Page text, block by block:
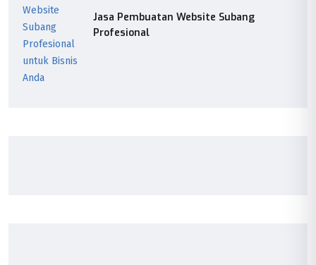
Jasa Pembuatan Website Subang
Profesional